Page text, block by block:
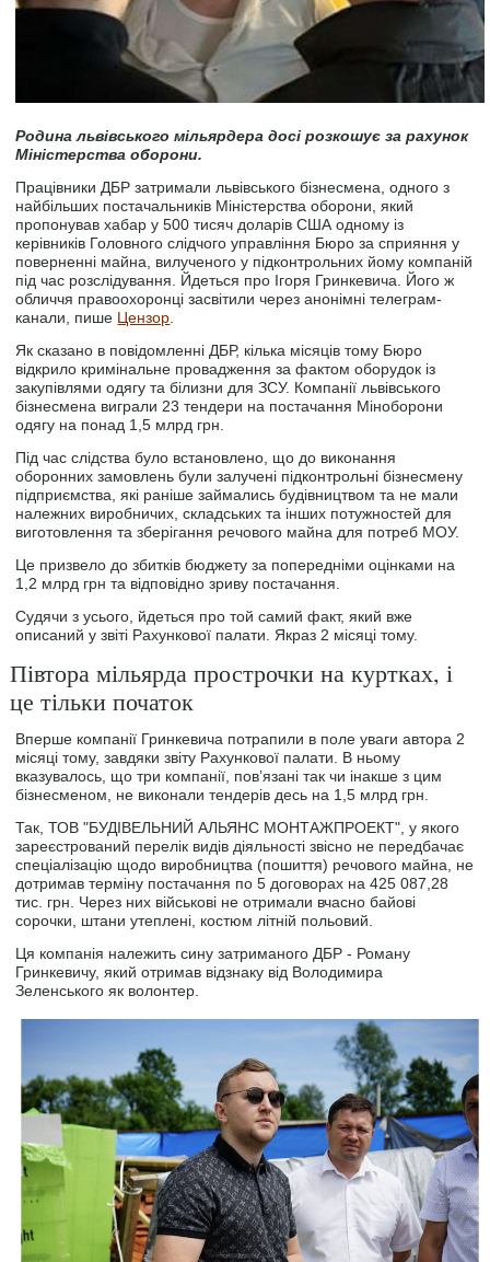
Родина львівського мільярдера досі розкошує за рахунок
Міністерства оборони.
Працівники ДБР затримали львівського бізнесмена, одного з
найбільших постачальників Міністерства оборони, який
пропонував хабар у 500 тисяч доларів США одному із
керівників Головного слідчого управління Бюро за сприяння у
поверненні майна, вилученого у підконтрольних йому компаній
під час розслідування. Йдеться про Ігоря Гринкевича. Його ж
обличчя правоохоронці засвітили через анонімні телеграм-
канали, пише Цензор
Як сказано в повідомленні ДБР, кілька місяців тому Бюро
відкрило кримінальне провадження за фактом оборудок із
закупівлями одягу та білизни для ЗСУ. Компанії львівського
бізнесмена виграли 23 тендери на постачання Міноборони
одягу на понад 1,5 млрд грн.
Під час слідства було встановлено, що до виконання
оборонних замовлень були залучені підконтрольні бізнесмену
підприємства, які раніше займались будівництвом та не мали
належних виробничих, складських та інших потужностей для
виготовлення та зберігання речового майна для потреб МОУ.
Це призвело до збитків бюджету за попередніми оцінками на
1,2 млрд грн та відповідно зриву постачання.
Судячи з усього, йдеться про той самий факт, який вже
описаний у звіті Рахункової палати. Якраз 2 місяці тому.
Півтора мільярда прострочки на куртках, і
це тільки початок
Вперше компанії Гринкевича потрапили в поле уваги автора 2
місяці тому, завдяки звіту Рахункової палати. В ньому
вказувалось, що три компанії, пов’язані так чи інакше з цим
бізнесменом, не виконали тендерів десь на 1,5 млрд грн.
Так, ТОВ "БУДІВЕЛЬНИЙ АЛЬЯНС МОНТАЖПРОЕКТ", у якого
зареєстрований перелік видів діяльності звісно не передбачає
спеціалізацію щодо виробництва (пошиття) речового майна, не
дотримав терміну постачання по 5 договорах на 425 087,28
тис. грн. Через них військові не отримали вчасно байові
сорочки, штани утеплені, костюм літній польовий.
Ця компанія належить сину затриманого ДБР - Роману
Гринкевичу, який отримав відзнаку від Володимира
Зеленського як волонтер.